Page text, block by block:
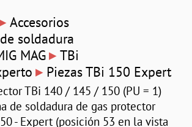
Accesorios
soldadura
MAG▸ TBi
▸ Piezas TBi 150 Expert
TBi 140 / 145 / 150 (PU = 1)
de soldadura de gas protector
- Expert (posición 53 en la vista